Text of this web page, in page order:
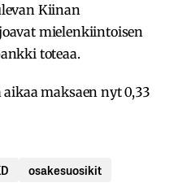
Kiinan
mielenkiintoisen
toteaa.
maksaen nyt 0,33
osakesuosikit